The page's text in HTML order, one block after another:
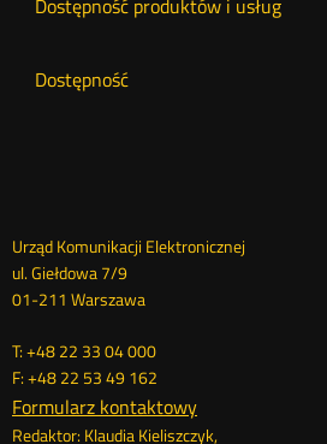
Dostępność produktów i usług
Dostępność
Dane
kontaktowe
Urząd Komunikacji Elektronicznej
ul. Giełdowa 7/9
01-211 Warszawa
T: +48 22 33 04 000
F: +48 22 53 49 162
Formularz kontaktowy
Redaktor: Klaudia Kieliszczyk,